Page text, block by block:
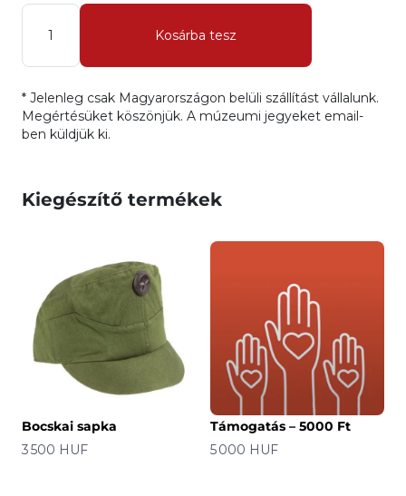
Mennyiség
Kosárba tesz
* Jelenleg csak Magyarországon belüli szállítást vállalunk.
Megértésüket köszönjük. A múzeumi jegyeket email-
ben küldjük ki.
Kiegészítő termékek
Bocskai sapka
Ár
3 500 HUF
Támogatás – 5000 Ft
Ár
5 000 HUF